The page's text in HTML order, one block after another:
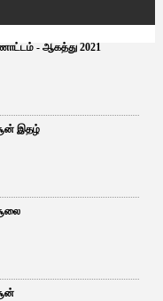
- ஆகத்து 2021
இதழ்